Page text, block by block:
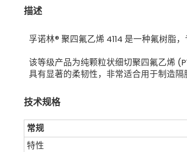
描述
孚诺林® 聚四氟乙烯 4114 是一种氟树脂
该等级产品为纯颗粒状细切聚四氟乙烯
具有显著的柔韧性，非常适合用于制造隔
技术规格
常规
特性